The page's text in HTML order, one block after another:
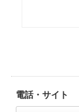
電話・サイト